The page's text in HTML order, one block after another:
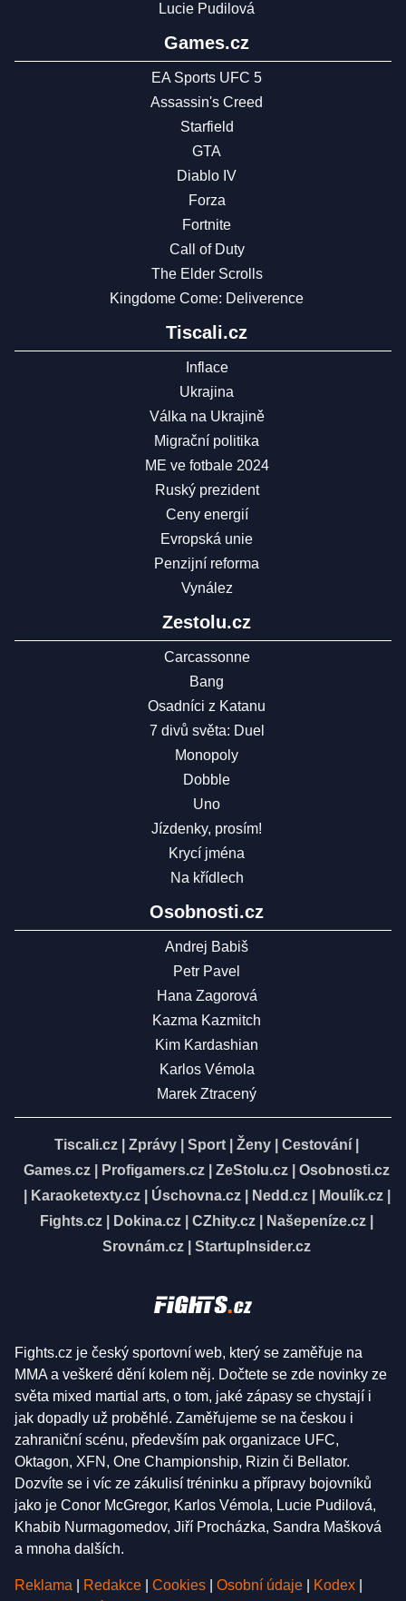
Lucie Pudilová
Games.cz
EA Sports UFC 5
Assassin's Creed
Starfield
GTA
Diablo IV
Forza
Fortnite
Call of Duty
The Elder Scrolls
Kingdome Come: Deliverence
Tiscali.cz
Inflace
Ukrajina
Válka na Ukrajině
Migrační politika
ME ve fotbale 2024
Ruský prezident
Ceny energií
Evropská unie
Penzijní reforma
Vynález
Zestolu.cz
Carcassonne
Bang
Osadníci z Katanu
7 divů světa: Duel
Monopoly
Dobble
Uno
Jízdenky, prosím!
Krycí jména
Na křídlech
Osobnosti.cz
Andrej Babiš
Petr Pavel
Hana Zagorová
Kazma Kazmitch
Kim Kardashian
Karlos Vémola
Marek Ztracený
Tiscali.cz Zprávy Sport Ženy Cestování
Games.cz
Profigamers.cz ZeStolu.cz
Osobnosti.cz
Karaoketexty.cz| Úschovna.cz| Nedd.cz| Moulík.cz|
Fights.cz
Dokina.cz CZhity.cz Našepeníze.cz
Srovnám.cz
StartupInsider.cz
Fights.cz je český sportovní web, který se zaměřuje na
MMA a veškeré dění kolem něj. Dočtete se zde novinky ze
světa mixed martial arts, o tom, jaké zápasy se chystají i
jak dopadly už proběhlé. Zaměřujeme se na českou i
zahraniční scénu, především pak organizace UFC,
Oktagon, XFN, One Championship, Rizin či Bellator.
Dozvíte se i víc ze zákulisí tréninku a přípravy bojovníků
jako je Conor McGregor, Karlos Vémola, Lucie Pudilová,
Khabib Nurmagomedov, Jiří Procházka, Sandra Mašková
a mnoha dalších.
Reklama Redakce Cookies Osobní údaje Kodex